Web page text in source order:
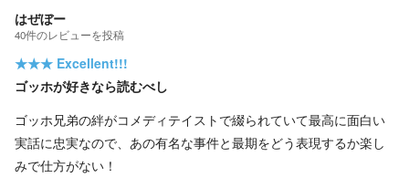
はぜぼー
40件のレビューを投稿
★★★ Excellent!!!
ゴッホが好きなら読むべし
ゴッホ兄弟の絆がコメディテイストで綴られていて最高に面白い
実話に忠実なので、あの有名な事件と最期をどう表現するか楽し
みで仕方がない！